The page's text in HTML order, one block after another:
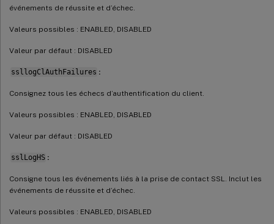
événements de réussite et d’échec.
Valeurs possibles : ENABLED, DISABLED
Valeur par défaut : DISABLED
ssllogClAuthFailures :
Consignez tous les échecs d’authentification du client.
Valeurs possibles : ENABLED, DISABLED
Valeur par défaut : DISABLED
sslLogHS :
Consigne tous les événements liés à la prise de contact SSL. Inclut les
événements de réussite et d’échec.
Valeurs possibles : ENABLED, DISABLED